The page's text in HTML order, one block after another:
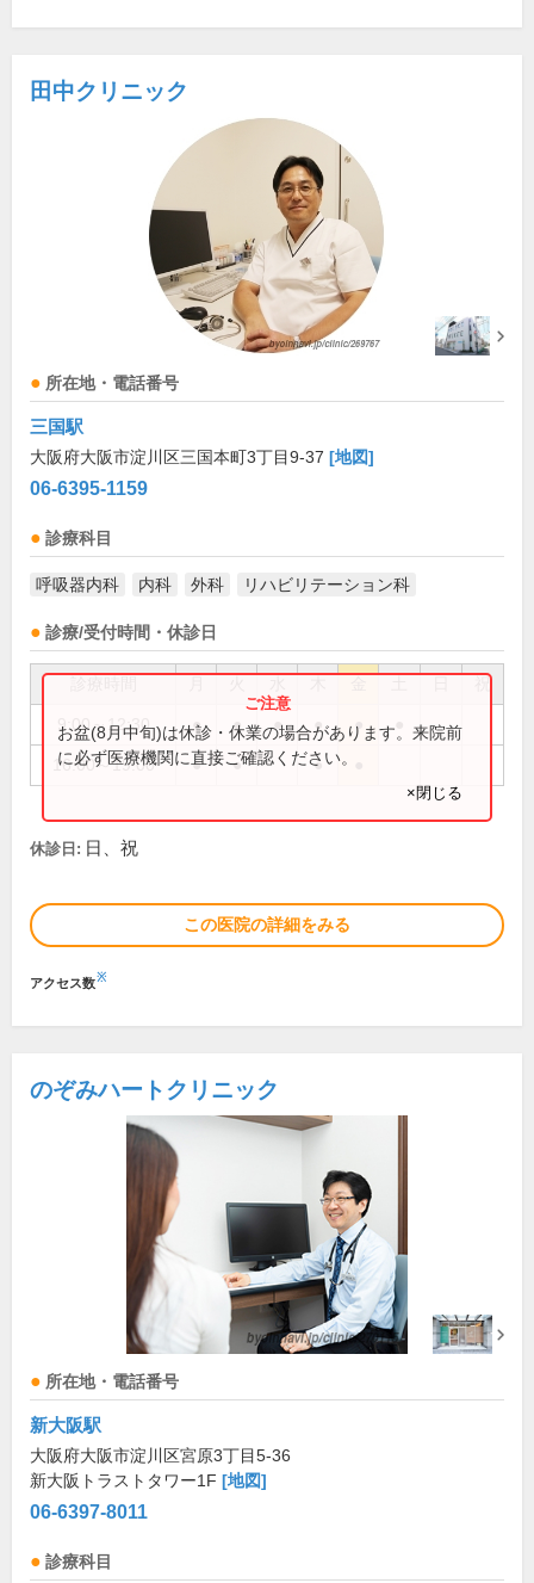
田中クリニック
所在地・電話番号
三国駅
大阪府大阪市淀川区三国本町3丁目9-37 [地図]
06-6395-1159
診療科目
呼吸器内科 内科 外科 リハビリテーション科
診療/受付時間・休診日
祝
9:00～12:30 ● ● ● ● ●
16:00～19:00 ● ● ●
お盆(8月中旬)は休診・休業の場合があります。来院前
に必ず医療機関に直接ご確認ください。
×閉じる
休診日: 日、祝
この医院の詳細をみる
アクセス数※
のぞみハートクリニック
所在地・電話番号
新大阪駅
大阪府大阪市淀川区宮原3丁目5-36
新大阪トラストタワー1F [地図]
06-6397-8011
診療科目